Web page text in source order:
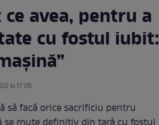
avea, pentru a
cu fostul iubit:
la 17:06
să facă orice sacrificiu pentru